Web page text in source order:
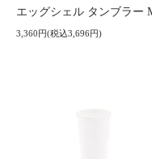
エッグシェル タンブラー
3,360円(税込3,696円)